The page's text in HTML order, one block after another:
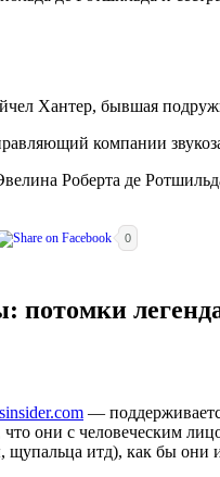
Хантер, бывшая
компании
Роберта де
0
потомки
—
они с человеческим
щупальца итд), как бы они